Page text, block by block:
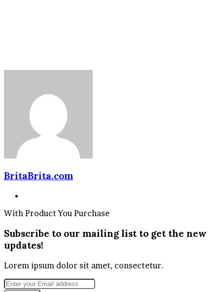
BritaBrita.com
With Product You Purchase
Subscribe to our mailing list to get the new
updates!
Lorem ipsum dolor sit amet, consectetur.
Enter